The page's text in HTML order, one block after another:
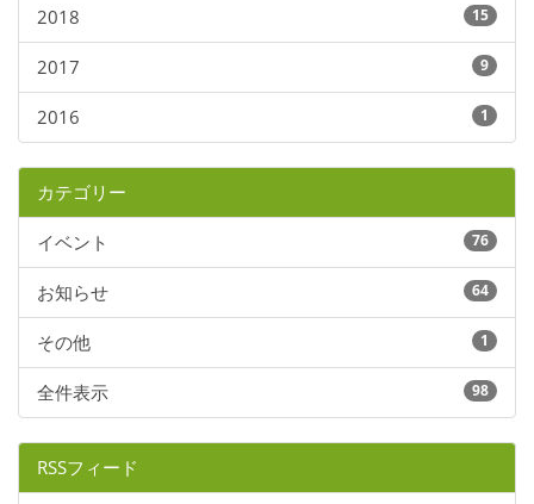
2018 15
2017 9
2016 1
カテゴリー
イベント 76
お知らせ 64
その他 1
全件表示 98
RSSフィード